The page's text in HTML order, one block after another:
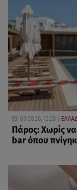
09.08.26, 12:28
Πάρος: Χωρίς
bar όπου